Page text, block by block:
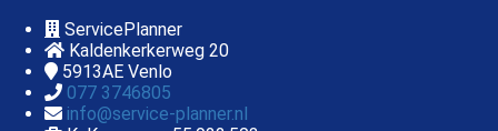
ServicePlanner
Kaldenkerkerweg 20
5913AE Venlo
077 3746805
info@service-planner.nl